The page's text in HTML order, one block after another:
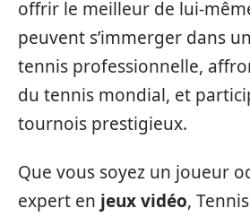
offrir le meilleur de lui-
peuvent s’immerger dans
tennis professionnelle,
du tennis mondial, et
tournois prestigieux.
Que vous soyez un joueur
expert en jeux vidéo,